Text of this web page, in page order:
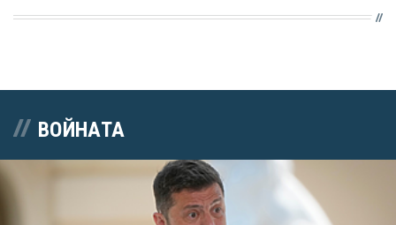
ВОЙНАТА